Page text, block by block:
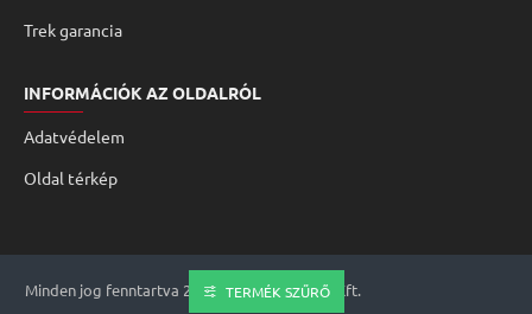
Trek garancia
INFORMÁCIÓK AZ OLDALRÓL
Adatvédelem
Oldal térkép
Minden jog fenntartva 2008 - 2026 Genomed Kft.
TERMÉK SZŰRŐ